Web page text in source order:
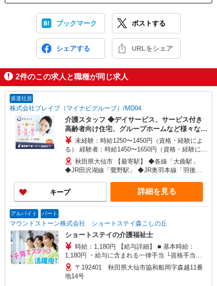
ブックマーク ポストする
シェアする URLをシェア
2件のこの求人と職種が同じ求人
派遣社員
株式会社ブレイブ（マイナビグループ）/MD04
介護スタッフ ◆デイサービス、サービス付き
高齢者向け住宅、グループホームなど様々な勤
務先から選べます。
未経験：時給1250〜1450円（資格・経験によ
る） 経験者：時給1450〜1650円（資格・経験によ
る） ◎月収例 時給1650円×1日8時間×22日（週5
日）＝29万400円 ◆昇給あり ◆支払い方法 ※日払
い/週払い/月払い対応も可能です。詳しくは面談時
にご相談ください。 ◆交通費：別途全額支給 ※当
社規定あり
秋田県大仙市 【最寄駅】 ◆各線「大曲駅」
◆JR田沢湖線「鶯野駅」 ◆JR奥羽本線「羽後境
キープ 詳細を見る
アルバイト パート
マウンドストーン株式会社 ショートステイ森こしの丘
ショートステイの介護福祉士
時給：1,180円 【給与詳細】 ■ 基本時給：
1,180円 ・給与に含まれる一律手当 └資格手当：
80円/時 └処遇改善手当：270 円/時 └特定手当：
50円/時 └ベースアップ手当：40円/時 【その他手
当】 ・通勤手当：上限20,000円/月 ・昇給：30円/
〒192401 秋田県大仙市協和船岡字森越11番
地14号